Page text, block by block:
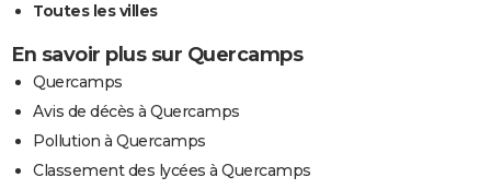
Toutes les villes
En savoir plus sur Quercamps
Quercamps
Avis de décès à Quercamps
Pollution à Quercamps
Classement des lycées à Quercamps